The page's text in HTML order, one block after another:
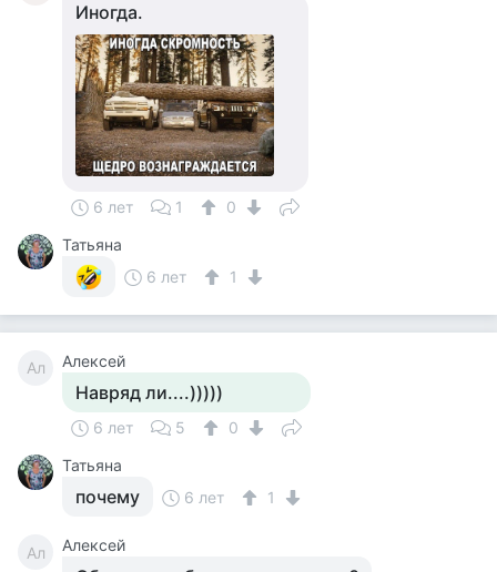
Иногда.
6 лет 1
0
Татьяна
6 лет
1
Ал Алексей
Навряд ли....)))))
6 лет 5
0
Татьяна
почему 6 лет 1
Ал Алексей